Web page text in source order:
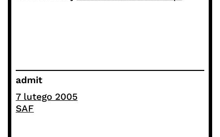
admit
7 lutego 2005
SAF